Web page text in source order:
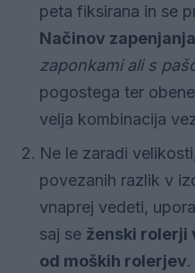
peta fiksirana in se
Načinov
zaponkami ali s
pogostega ter
velja kombinacija
Ne le zaradi
povezanih razlik v
vnaprej vedeti,
saj se ženski rolerji
od moških rolerjev